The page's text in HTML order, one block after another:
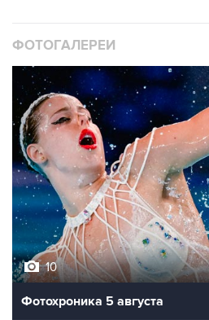
ФОТОГАЛЕРЕИ
10
Фотохроника 5 августа